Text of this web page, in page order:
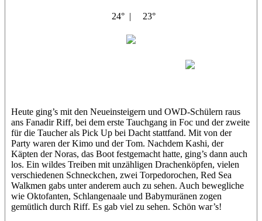
24° | 23°
Heute ging’s mit den Neueinsteigern und OWD-Schülern raus
ans Fanadir Riff, bei dem erste Tauchgang in Foc und der zweite
für die Taucher als Pick Up bei Dacht stattfand. Mit von der
Party waren der Kimo und der Tom. Nachdem Kashi, der
Käpten der Noras, das Boot festgemacht hatte, ging’s dann auch
los. Ein wildes Treiben mit unzähligen Drachenköpfen, vielen
verschiedenen Schneckchen, zwei Torpedorochen, Red Sea
Walkmen gabs unter anderem auch zu sehen. Auch bewegliche
wie Oktofanten, Schlangenaale und Babymuränen zogen
gemütlich durch Riff. Es gab viel zu sehen. Schön war’s!